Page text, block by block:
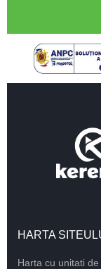
HARTA
Harta cu unitati